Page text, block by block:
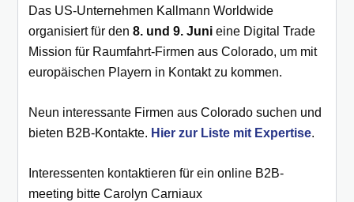
Das US-Unternehmen Kallmann Worldwide
organisiert für den 8. und 9. Junieine Digital Trade
Mission für Raumfahrt-Firmen aus Colorado, um mit
europäischen Playern in Kontakt zu kommen.
Neun interessante Firmen aus Colorado suchen und
bieten B2B-Kontakte. Hier zur Liste mit Expertise.
Interessenten kontaktieren für ein online B2B-
meeting bitte Carolyn Carniaux